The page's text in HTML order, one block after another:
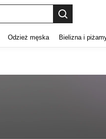
Odzież męska Bielizna i